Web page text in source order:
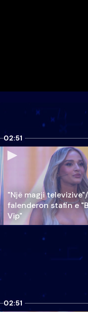
02:51
"Një magji
falenderon stafin e
Vip"
02:51